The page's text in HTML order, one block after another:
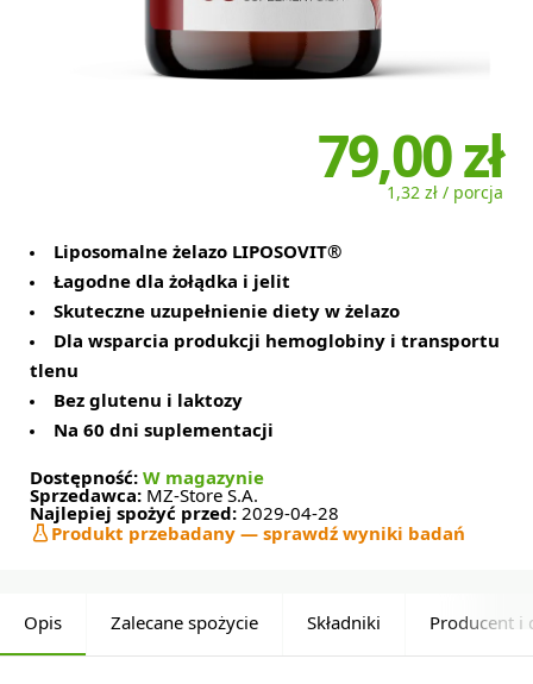
79,00 zł
1,32 zł / porcja
Liposomalne żelazo LIPOSOVIT®
Łagodne dla żołądka i jelit
Skuteczne uzupełnienie diety w żelazo
Dla wsparcia produkcji hemoglobiny i transportu
tlenu
Bez glutenu i laktozy
Na 60 dni suplementacji
Dostępność: W magazynie
Sprzedawca: MZ-Store S.A.
Najlepiej spożyć przed: 2029-04-28
Produkt przebadany — sprawdź wyniki badań
Opis Zalecane spożycie Składniki Producent i